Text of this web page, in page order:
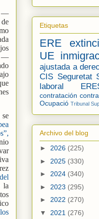
—
—
la
Etiquetas
ERE
UE
ajustada a
CIS Seguretat
laboral
contratación
Ocupació Tribunal
Archivo del blog
► 2026 (225)
► 2025 (330)
► 2024 (340)
► 2023 (295)
► 2022 (270)
▼ 2021 (276)